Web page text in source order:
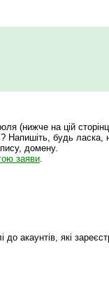
(нижче на цій
Напишіть, будь ласка,
домену.
заяви.
акаунтів, які